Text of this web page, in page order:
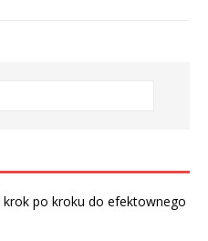
po kroku do efektownego